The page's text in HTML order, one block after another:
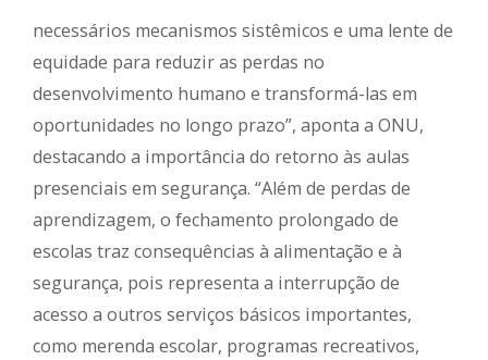
necessários mecanismos sistêmicos e uma lente de
equidade para reduzir as perdas no
desenvolvimento humano e transformá-las em
oportunidades no longo prazo”, aponta a ONU,
destacando a importância do retorno às aulas
presenciais em segurança. “Além de perdas de
aprendizagem, o fechamento prolongado de
escolas traz consequências à alimentação e à
segurança, pois representa a interrupção de
acesso a outros serviços básicos importantes,
como merenda escolar, programas recreativos,